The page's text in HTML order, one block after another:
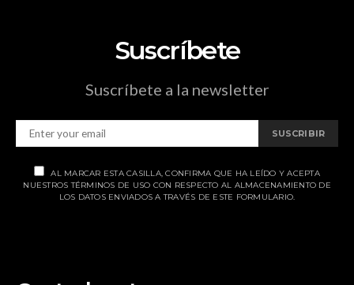
Suscríbete
Suscríbete a la newsletter
SUSCRIBIR
AL MARCAR ESTA CASILLA, CONFIRMA QUE HA LEÍDO Y ACEPTA
NUESTROS TÉRMINOS DE USO CON RESPECTO AL ALMACENAMIENTO DE
LOS DATOS ENVIADOS A TRAVÉS DE ESTE FORMULARIO.